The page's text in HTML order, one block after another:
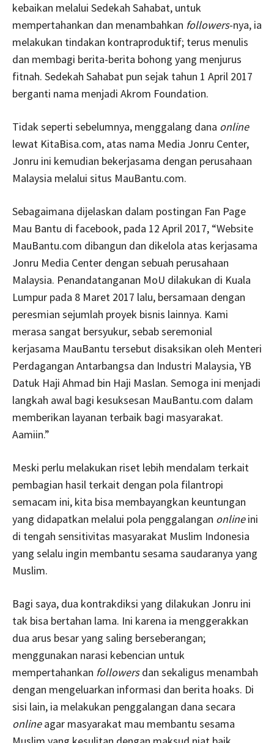
kebaikan melalui Sedekah Sahabat, untuk
mempertahankan dan menambahkan followers-nya, ia
melakukan tindakan kontraproduktif; terus menulis
dan membagi berita-berita bohong yang menjurus
fitnah. Sedekah Sahabat pun sejak tahun 1 April 2017
berganti nama menjadi Akrom Foundation.
Tidak seperti sebelumnya, menggalang dana online
lewat KitaBisa.com, atas nama Media Jonru Center,
Jonru ini kemudian bekerjasama dengan perusahaan
Malaysia melalui situs MauBantu.com.
Sebagaimana dijelaskan dalam postingan Fan Page
Mau Bantu di facebook, pada 12 April 2017, “Website
MauBantu.com dibangun dan dikelola atas kerjasama
Jonru Media Center dengan sebuah perusahaan
Malaysia. Penandatanganan MoU dilakukan di Kuala
Lumpur pada 8 Maret 2017 lalu, bersamaan dengan
peresmian sejumlah proyek bisnis lainnya. Kami
merasa sangat bersyukur, sebab seremonial
kerjasama MauBantu tersebut disaksikan oleh Menteri
Perdagangan Antarbangsa dan Industri Malaysia, YB
Datuk Haji Ahmad bin Haji Maslan. Semoga ini menjadi
langkah awal bagi kesuksesan MauBantu.com dalam
memberikan layanan terbaik bagi masyarakat.
Aamiin.”
Meski perlu melakukan riset lebih mendalam terkait
pembagian hasil terkait dengan pola filantropi
semacam ini, kita bisa membayangkan keuntungan
yang didapatkan melalui pola penggalangan onlineini
di tengah sensitivitas masyarakat Muslim Indonesia
yang selalu ingin membantu sesama saudaranya yang
Muslim.
Bagi saya, dua kontrakdiksi yang dilakukan Jonru ini
tak bisa bertahan lama. Ini karena ia menggerakkan
dua arus besar yang saling berseberangan;
menggunakan narasi kebencian untuk
mempertahankan followersdan sekaligus menambah
dengan mengeluarkan informasi dan berita hoaks. Di
sisi lain, ia melakukan penggalangan dana secara
onlineagar masyarakat mau membantu sesama